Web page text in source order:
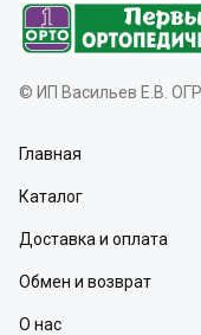
© ИП Васильев Е.В.
Главная
Каталог
Доставка и оплата
Обмен и возврат
О нас